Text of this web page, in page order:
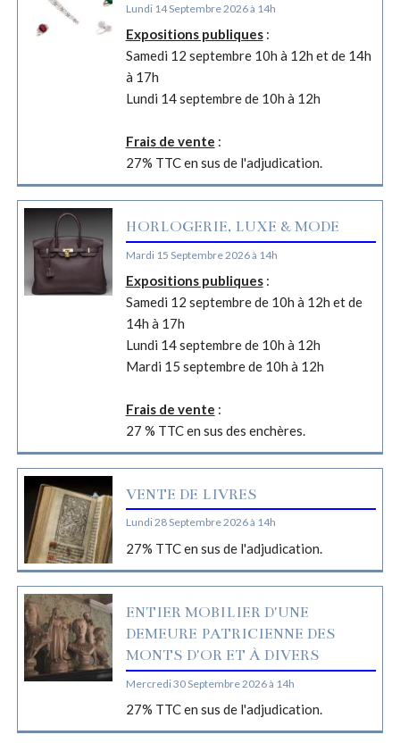
Lundi 14 Septembre 2026 à 14h
Expositions publiques:
Samedi 12 septembre 10h à 12h et de 14h
à 17h
Lundi 14 septembre de 10h à 12h
Frais de vente :
27% TTC en sus de l'adjudication.
HORLOGERIE, LUXE & MODE
Mardi 15 Septembre 2026 à 14h
Expositions publiques:
Samedi 12 septembre de 10h à 12h et de
14h à 17h
Lundi 14 septembre de 10h à 12h
Mardi 15 septembre de 10h à 12h
Frais de vente :
27 % TTC en sus des enchères.
VENTE DE LIVRES
Lundi 28 Septembre 2026 à 14h
27% TTC en sus de l'adjudication.
ENTIER MOBILIER D'UNE
DEMEURE PATRICIENNE DES
MONTS D'OR ET À DIVERS
Mercredi 30 Septembre 2026 à 14h
27% TTC en sus de l'adjudication.